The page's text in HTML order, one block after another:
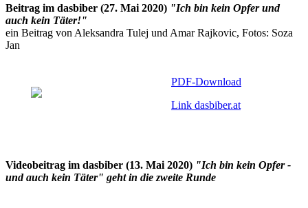
Beitrag im dasbiber (27. Mai 2020) "Ich bin kein Opfer und
auch kein Täter!"
ein Beitrag von Aleksandra Tulej und Amar Rajkovic, Fotos: Soza
Jan
PDF-Download
Link dasbiber.at
Videobeitrag im dasbiber (13. Mai 2020) "Ich bin kein Opfer -
und auch kein Täter" geht in die zweite Runde